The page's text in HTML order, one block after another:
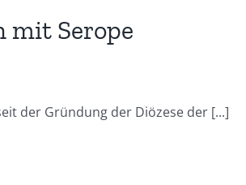
mit Serope
der Gründung der Diözese der [...]